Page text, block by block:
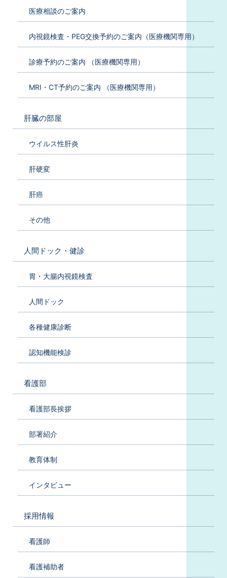
医療相談のご案内
内視鏡検査・PEG交換予約のご案内（医療機関専用）
診療予約のご案内 （医療機関専用）
MRI・CT予約のご案内 （医療機関専用）
肝臓の部屋
ウイルス性肝炎
肝硬変
肝癌
その他
人間ドック・健診
胃・大腸内視鏡検査
人間ドック
各種健康診断
認知機能検診
看護部
看護部長挨拶
部署紹介
教育体制
インタビュー
採用情報
看護師
看護補助者